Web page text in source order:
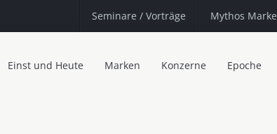
Seminare / Vorträge Mythos Marke
Einst und Heute Marken Konzerne Epoche